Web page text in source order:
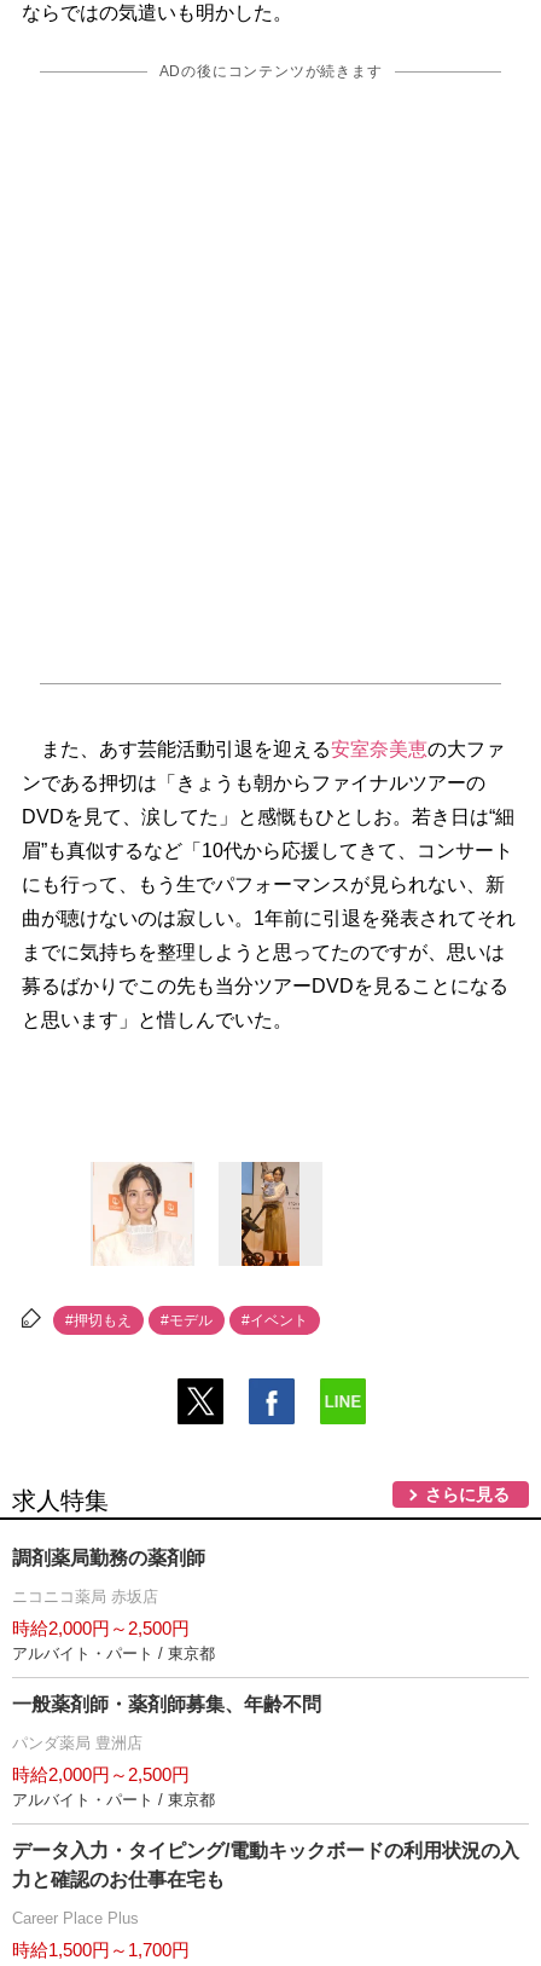
ならではの気遣いも明かした。
ADの後にコンテンツが続きます
また、あす芸能活動引退を迎える安室奈美恵の大ファ
ンである押切は「きょうも朝からファイナルツアーの
DVDを見て、涙してた」と感慨もひとしお。若き日は“細
眉”も真似するなど「10代から応援してきて、コンサート
にも行って、もう生でパフォーマンスが見られない、新
曲が聴けないのは寂しい。1年前に引退を発表されてそれ
までに気持ちを整理しようと思ってたのですが、思いは
募るばかりでこの先も当分ツアーDVDを見ることになる
と思います」と惜しんでいた。
#押切もえ #モデル #イベント
求人特集 さらに見る
調剤薬局勤務の薬剤師
ニコニコ薬局 赤坂店
時給2,000円～2,500円
アルバイト・パート / 東京都
一般薬剤師・薬剤師募集、年齢不問
パンダ薬局 豊洲店
時給2,000円～2,500円
アルバイト・パート / 東京都
データ入力・タイピング/電動キックボードの利用状況の入
力と確認のお仕事在宅も
Career Place Plus
時給1,500円～1,700円